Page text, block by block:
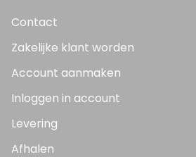
Contact
Zakelijke klant worden
Account aanmaken
Inloggen in account
Levering
Afhalen